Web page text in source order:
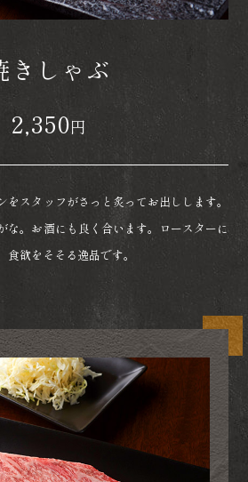
きしゃぶ
2,350円
スタッフがさっと炙ってお出しします。
な。お酒にも良く合います。ロースターに
欲をそそる逸品です。